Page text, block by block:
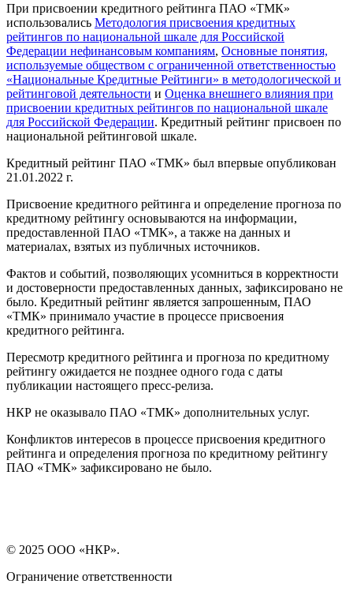
При присвоении кредитного рейтинга ПАО «ТМК»
использовались Методология присвоения кредитных
рейтингов по национальной шкале для Российской
Федерации нефинансовым компаниям, Основные понятия,
используемые обществом с ограниченной ответственностью
«Национальные Кредитные Рейтинги» в методологической и
рейтинговой деятельности и Оценка внешнего влияния при
присвоении кредитных рейтингов по национальной шкале
для Российской Федерации. Кредитный рейтинг присвоен по
национальной рейтинговой шкале.
Кредитный рейтинг ПАО «ТМК» был впервые опубликован
21.01.2022 г.
Присвоение кредитного рейтинга и определение прогноза по
кредитному рейтингу основываются на информации,
предоставленной ПАО «ТМК», а также на данных и
материалах, взятых из публичных источников.
Фактов и событий, позволяющих усомниться в корректности
и достоверности предоставленных данных, зафиксировано не
было. Кредитный рейтинг является запрошенным, ПАО
«ТМК» принимало участие в процессе присвоения
кредитного рейтинга.
Пересмотр кредитного рейтинга и прогноза по кредитному
рейтингу ожидается не позднее одного года с даты
публикации настоящего пресс-релиза.
НКР не оказывало ПАО «ТМК» дополнительных услуг.
Конфликтов интересов в процессе присвоения кредитного
рейтинга и определения прогноза по кредитному рейтингу
ПАО «ТМК» зафиксировано не было.
© 2025 ООО «НКР».
Ограничение ответственности